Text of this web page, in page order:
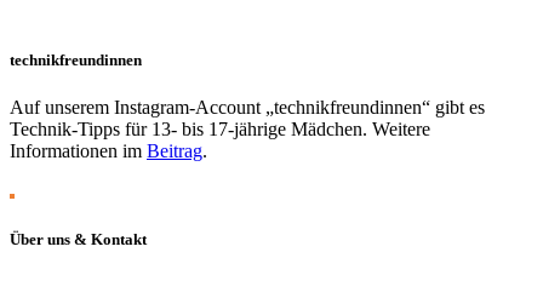
technikfreundinnen
Auf unserem Instagram-Account „technikfreundinnen“ gibt es
Technik-Tipps für 13- bis 17-jährige Mädchen. Weitere
Informationen im Beitrag.
Über uns & Kontakt